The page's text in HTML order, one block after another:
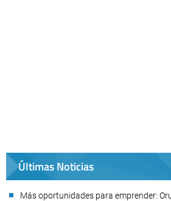
Últimas Noticias
Más oportunidades para emprender: